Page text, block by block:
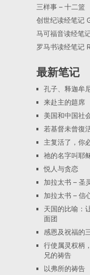
三样事 – 十二篮
创世纪读经笔记
马可福音读经笔
罗马书读经笔记
最新笔记
孔子、释迦牟
来赴主的筵席
美国和中国社
若基督未曾復
主复活了，你
祂的名字叫耶
悦人与贪恋
加拉太书 – 圣
加拉太书 – 信
天国的比喻：
面团
感恩及祝福的
行使属灵权柄
兄的祷告
以弗所的祷告